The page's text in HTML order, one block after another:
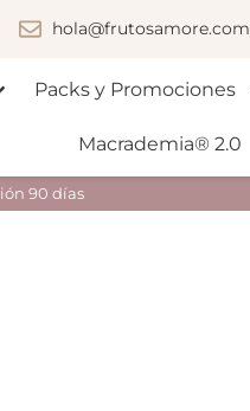
hola@frutosamore.com
Packs y Promociones
Macrademia® 2.0
90 días